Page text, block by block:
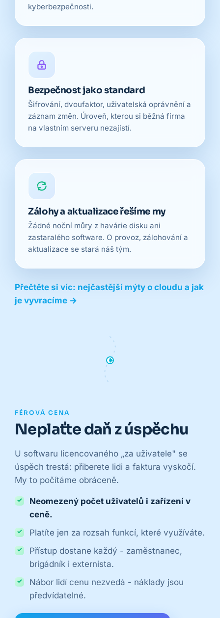
kyberbezpečnosti.
Bezpečnost jako standard
Šifrování, dvoufaktor, uživatelská oprávnění a
záznam změn. Úroveň, kterou si běžná firma
na vlastním serveru nezajistí.
Zálohy a aktualizace řešíme my
Žádné noční můry z havárie disku ani
zastaralého software. O provoz, zálohování a
aktualizace se stará náš tým.
Přečtěte si víc: nejčastější mýty o cloudu a jak
je vyvracíme →
FÉROVÁ CENA
Neplaťte daň z úspěchu
U softwaru licencovaného „za uživatele" se
úspěch trestá: přiberete lidi a faktura vyskočí.
My to počítáme obráceně.
Neomezený počet uživatelů i zařízení v
ceně.
Platíte jen za rozsah funkcí, které využíváte.
Přístup dostane každý - zaměstnanec,
brigádník i externista.
Nábor lidí cenu nezvedá - náklady jsou
předvídatelné.